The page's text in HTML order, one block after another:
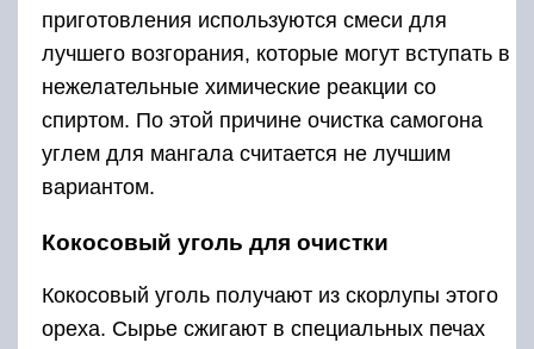
приготовления используются смеси для
лучшего возгорания, которые могут вступать в
нежелательные химические реакции со
спиртом. По этой причине очистка самогона
углем для мангала считается не лучшим
вариантом.
Кокосовый уголь для очистки
Кокосовый уголь получают из скорлупы этого
ореха. Сырье сжигают в специальных печах